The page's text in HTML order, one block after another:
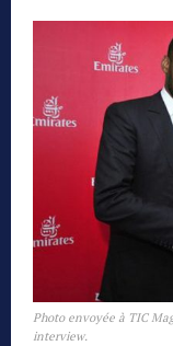
Photo envoyée à TIC
interview.